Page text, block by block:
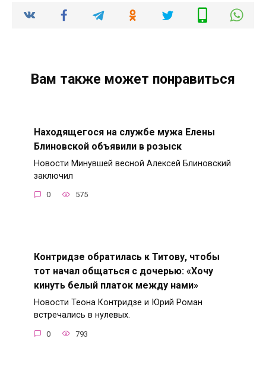
Вам также может понравиться
Находящегося на службе мужа Елены
Блиновской объявили в розыск
Новости Минувшей весной Алексей Блиновский
заключил
0 575
Контридзе обратилась к Титову, чтобы
тот начал общаться с дочерью: «Хочу
кинуть белый платок между нами»
Новости Теона Контридзе и Юрий Роман
встречались в нулевых.
0 793